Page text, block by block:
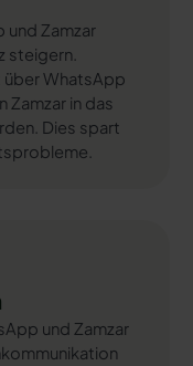
Zamzar
steigern.
über WhatsApp
Zamzar in das
Dies spart
und Zamzar